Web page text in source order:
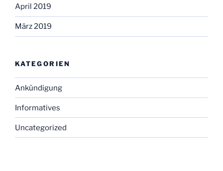
April 2019
März 2019
KATEGORIEN
Ankündigung
Informatives
Uncategorized